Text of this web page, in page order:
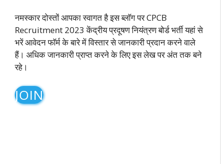
नमस्कार दोस्तों आपका स्वागत है इस ब्लॉग पर CPCB
Recruitment 2023 केंद्रीय प्रदूषण नियंत्रण बोर्ड भर्ती यहां से
भरें आवेदन फॉर्म के बारे में विस्तार से जानकारी प्रदान करने वाले
हैं। अधिक जानकारी प्राप्त करने के लिए इस लेख पर अंत तक बने
रहे।
JOIN